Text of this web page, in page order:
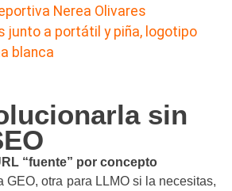
sin
“fuente” por concepto
GEO, otra para LLMO si la necesitas,